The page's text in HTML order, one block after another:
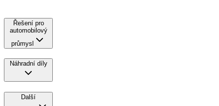
Řešení pro
automobilový
průmysl
Náhradní díly
Další